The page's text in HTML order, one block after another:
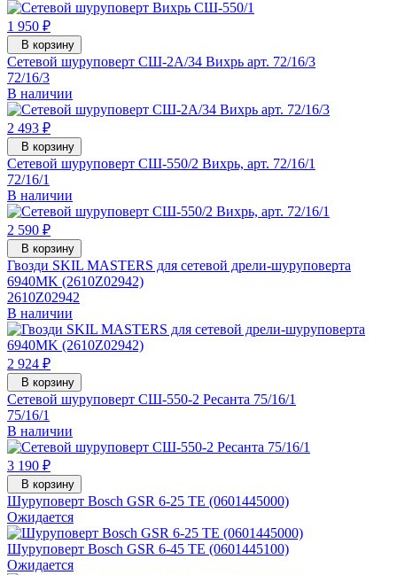
1 950 ₽
В корзину
Сетевой шуруповерт СШ-2А/34 Вихрь арт. 72/16/3
72/16/3
В наличии
2 493 ₽
В корзину
Сетевой шуруповерт СШ-550/2 Вихрь, арт. 72/16/1
72/16/1
В наличии
2 590 ₽
В корзину
Гвозди SKIL MASTERS для сетевой дрели-шуруповерта
6940MK (2610Z02942)
2610Z02942
В наличии
2 924 ₽
В корзину
Сетевой шуруповерт СШ-550-2 Ресанта 75/16/1
75/16/1
В наличии
3 190 ₽
В корзину
Шуруповерт Bosch GSR 6-25 TE (0601445000)
Ожидается
Шуруповерт Bosch GSR 6-45 TE (0601445100)
Ожидается